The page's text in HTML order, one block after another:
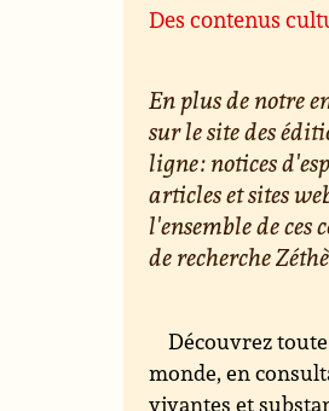
Des contenus
En plus de notre
sur le site des
ligne : notices
articles et sites
l'ensemble de ces
de recherche
Découvrez
monde, en
vivantes et